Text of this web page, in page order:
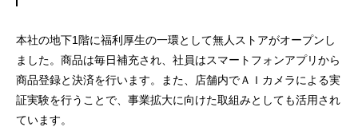
本社の地下1階に福利厚生の一環として無人ストアがオープンし
ました。商品は毎日補充され、社員はスマートフォンアプリから
商品登録と決済を行います。また、店舗内でＡＩカメラによる実
証実験を行うことで、事業拡大に向けた取組みとしても活用され
ています。